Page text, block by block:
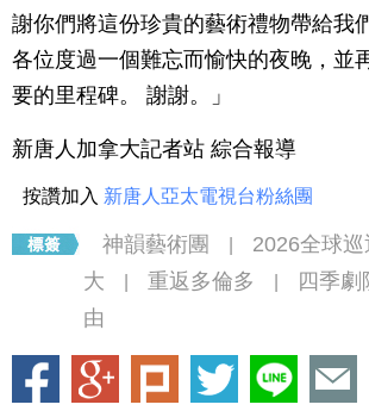
謝你們將這份珍貴的藝術禮物帶給我
各位度過一個難忘而愉快的夜晚，並
要的里程碑。 謝謝。」
新唐人加拿大記者站 綜合報導
按讚加入 新唐人亞太電視台粉絲團
神韻藝術團 2026全球巡
大
重返多倫多 四季劇
由